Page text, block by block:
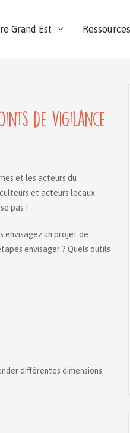
Grand Est Ressources
de vigilance
et les acteurs du
et acteurs locaux
pas !
envisagez un projet de
envisager ? Quels outils
différentes dimensions